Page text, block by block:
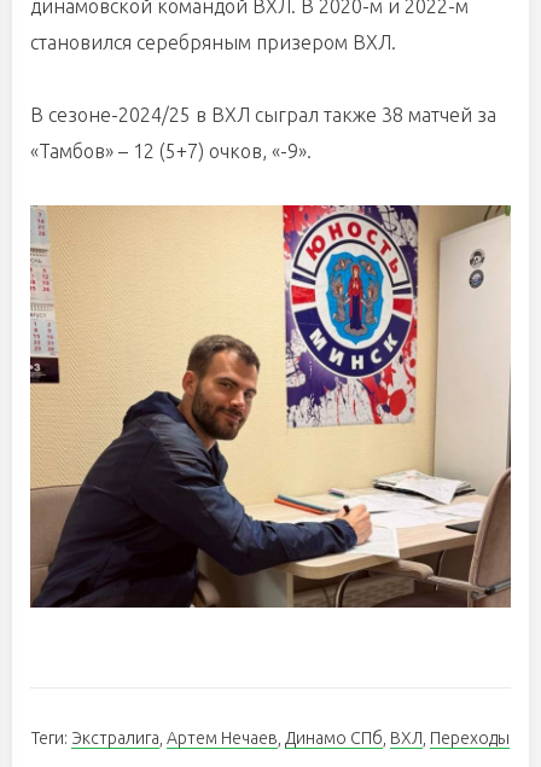
динамовской командой ВХЛ. В 2020-м и 2022-м
становился серебряным призером ВХЛ.
В сезоне-2024/25 в ВХЛ сыграл также 38 матчей за
«Тамбов» – 12 (5+7) очков, «-9».
Теги: Экстралига Артем Нечаев Динамо СПб ВХЛ Переходы